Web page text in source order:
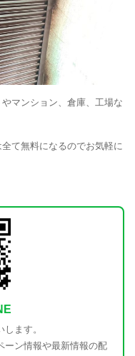
マンション、倉庫、工場な
て無料になるのでお気軽に
ます。
ーン情報や最新情報の配